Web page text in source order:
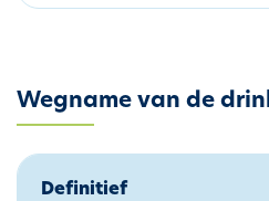
Wegname van de
Definitief